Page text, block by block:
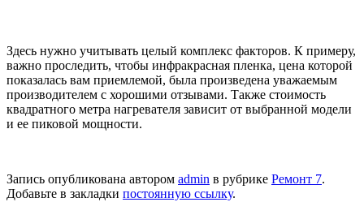
Здесь нужно учитывать целый комплекс факторов. К примеру,
важно проследить, чтобы инфракрасная пленка, цена которой
показалась вам приемлемой, была произведена уважаемым
производителем с хорошими отзывами. Также стоимость
квадратного метра нагревателя зависит от выбранной модели
и ее пиковой мощности.
Запись опубликована автором admin в рубрике Ремонт 7.
Добавьте в закладки постоянную ссылку.